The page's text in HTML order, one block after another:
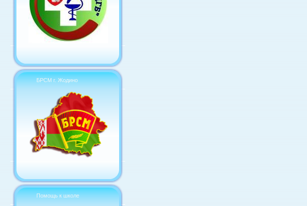
БРСМ г. Жодино
Помощь к школе